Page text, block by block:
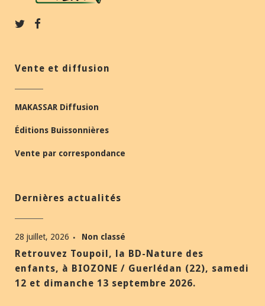
Vente et diffusion
MAKASSAR Diffusion
Éditions Buissonnières
Vente par correspondance
Dernières actualités
28 juillet, 2026 Non classé
Retrouvez Toupoil, la BD-Nature des
enfants, à BIOZONE / Guerlédan (22), samedi
12 et dimanche 13 septembre 2026.